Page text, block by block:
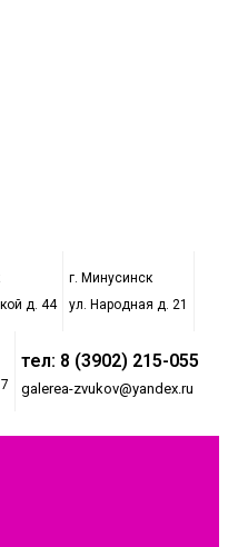
д. 44
г. Минусинск
ул. Народная д. 21
тел: 8 (3902) 215-055
galerea-zvukov@yandex.ru